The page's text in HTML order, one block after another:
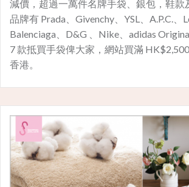
減價，超過一萬件名牌手袋、銀包，鞋款
品牌有 Prada、Givenchy、YSL、A.P.C.、
Balenciaga、D&G 、Nike、adidas
7 款抵買手袋俾大家，網站買滿
香港。